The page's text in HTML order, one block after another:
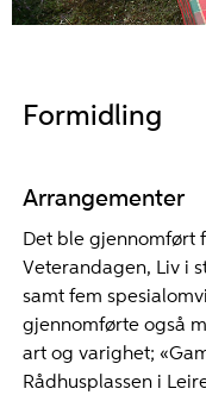
Formidling
Arrangementer
Det ble gjennomført
Veterandagen, Liv i
samt fem
gjennomførte også
art og varighet;
Rådhusplassen i